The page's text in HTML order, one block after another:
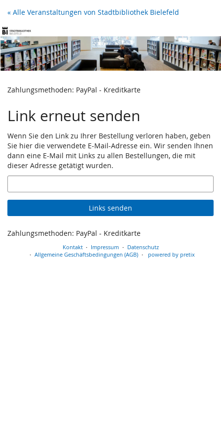
Zum
Inhalt
springen
« Alle Veranstaltungen von Stadtbibliothek Bielefeld
Zahlungsmethoden: PayPal - Kreditkarte
Link erneut senden
Wenn Sie den Link zu Ihrer Bestellung verloren haben, geben
Sie hier die verwendete E-Mail-Adresse ein. Wir senden Ihnen
dann eine E-Mail mit Links zu allen Bestellungen, die mit
dieser Adresse getätigt wurden.
E-
Mail
Links senden
Zahlungsmethoden: PayPal - Kreditkarte
Kontakt Impressum
Datenschutz
Allgemeine Geschäftsbedingungen (AGB)
powered by pretix